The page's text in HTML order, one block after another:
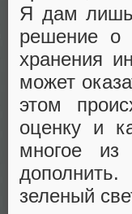
Я дам лишь
решение о
хранения
может
этом
оценку и
многое из
зеленый